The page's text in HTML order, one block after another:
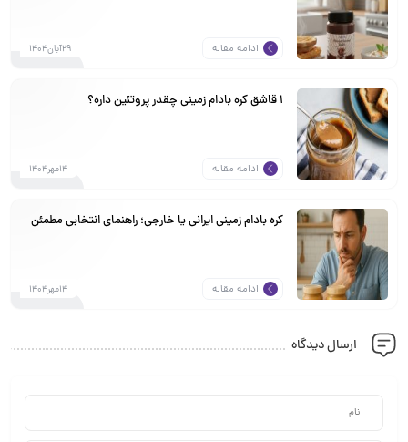
ادامه مقاله 29آبان1404
1 قاشق کره بادام زمینی چقدر پروتئین داره؟
ادامه مقاله 14مهر1404
کره بادام زمینی ایرانی یا خارجی؛ راهنمای انتخابی مطمئن
ادامه مقاله 14مهر1404
ارسال دیدگاه